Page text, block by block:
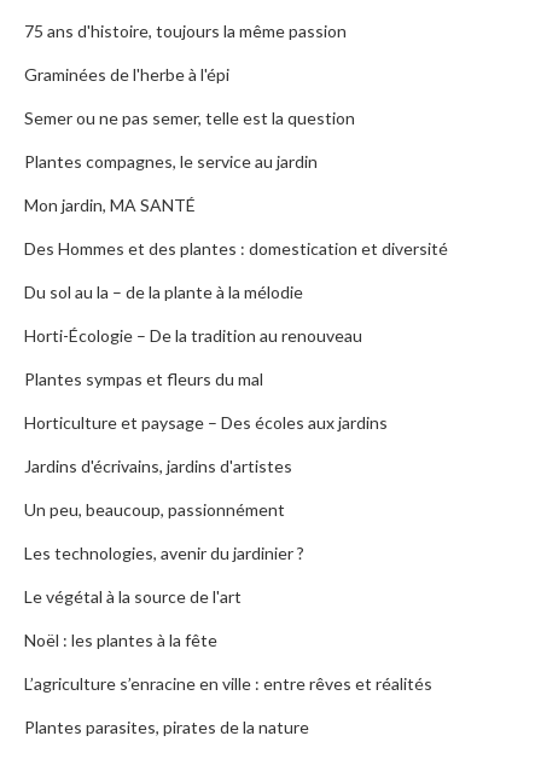
75 ans d'histoire, toujours la même passion
Graminées de l'herbe à l'épi
Semer ou ne pas semer, telle est la question
Plantes compagnes, le service au jardin
Mon jardin, MA SANTÉ
Des Hommes et des plantes : domestication et diversité
Du sol au la – de la plante à la mélodie
Horti-Écologie – De la tradition au renouveau
Plantes sympas et fleurs du mal
Horticulture et paysage – Des écoles aux jardins
Jardins d'écrivains, jardins d'artistes
Un peu, beaucoup, passionnément
Les technologies, avenir du jardinier ?
Le végétal à la source de l'art
Noël : les plantes à la fête
L’agriculture s’enracine en ville : entre rêves et réalités
Plantes parasites, pirates de la nature